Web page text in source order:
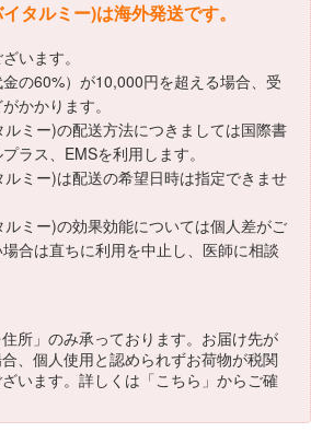
タルミー)は海外発送です。
います。
の60%）が10,000円を超える場合、受
かかります。
ルミー)の配送方法につきましては国際書
ラス、EMSを利用します。
ルミー)は配送の希望日時は指定できませ
ルミー)の効果効能については個人差がご
合は直ちに利用を中止し、医師に相談
所」のみ承っております。お届け先が
、個人使用と認められずお荷物が税関
います。詳しくは「こちら 」からご確